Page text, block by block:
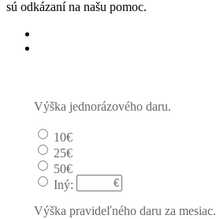
sú odkázaní na našu pomoc.
Výška jednorázového daru.
10€
25€
50€
Iný:
Výška pravideľného daru za mesiac.